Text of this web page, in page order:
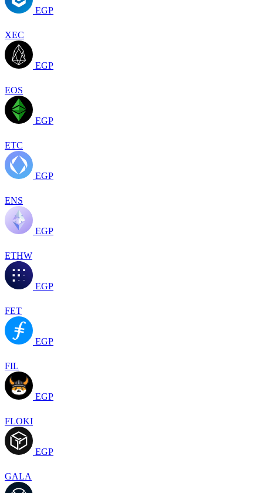
EGP
XEC
EGP
EOS
EGP
ETC
EGP
ENS
EGP
ETHW
EGP
FET
EGP
FIL
EGP
FLOKI
EGP
GALA